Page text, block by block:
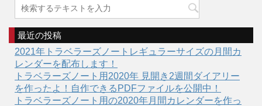
最近の投稿
2021年トラベラーズノートレギュラーサイズの月間カ
レンダーを配布します！
トラベラーズノート用2020年 見開き2週間ダイアリー
を作ったよ！自作できるPDFファイルを公開中！
トラベラーズノート用の2020年月間カレンダーを作っ